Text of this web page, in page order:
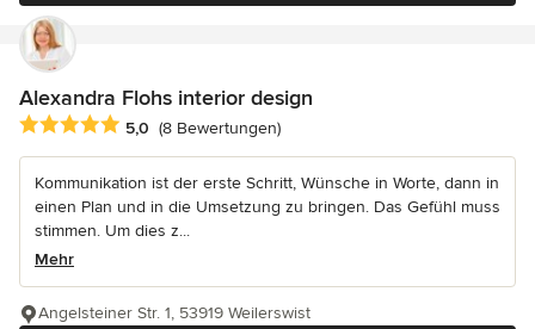
Alexandra Flohs interior design
Durchschnittliche Bewertung: 5 von 5 Sternen
5,0 (8 Bewertungen)
Kommunikation ist der erste Schritt, Wünsche in Worte, dann in
einen Plan und in die Umsetzung zu bringen. Das Gefühl muss
stimmen. Um dies z...
Mehr
Angelsteiner Str. 1, 53919 Weilerswist